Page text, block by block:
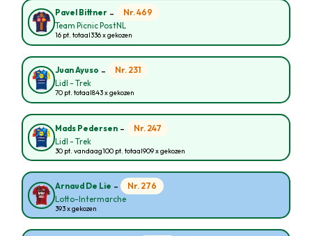
Pavel Bittner - Nr. 469
Team Picnic PostNL
16 pt. totaal336 x gekozen
Juan Ayuso - Nr. 231
Lidl - Trek
70 pt. totaal843 x gekozen
Mads Pedersen - Nr. 247
Lidl - Trek
30 pt. vandaag100 pt. totaal909 x gekozen
Arnaud De Lie - Nr. 276
Lotto-Intermarche
393 x gekozen